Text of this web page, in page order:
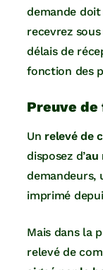
demande
recevrez
délais de
fonction des
Preuve de
Un relevé de
disposez d’au
demandeurs,
imprimé
Mais dans la
relevé de